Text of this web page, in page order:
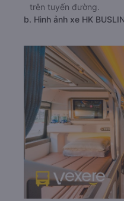
trên tuyến đường.
b. Hình ảnh xe HK